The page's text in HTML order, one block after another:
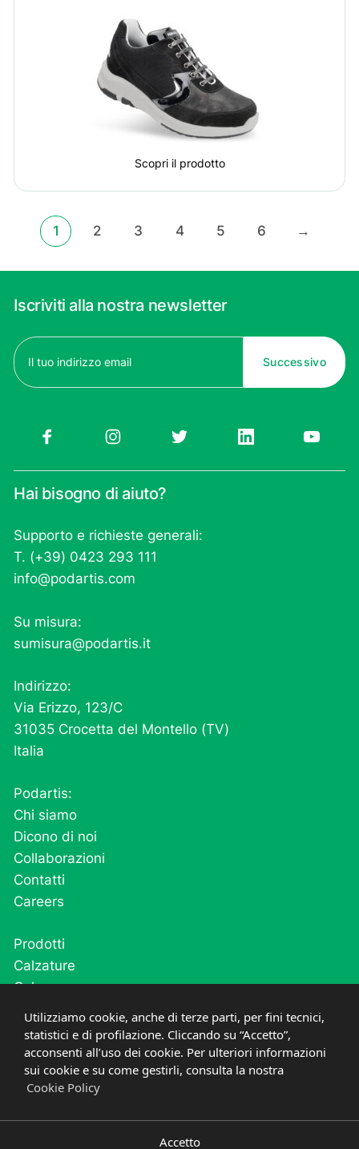
Scopri il prodotto
1 2 3 4 5 6 →
Iscriviti alla nostra newsletter
Email
(Obbligatorio)
Hai bisogno di aiuto?
Supporto e richieste generali:
T. (+39) 0423 293 111
info@podartis.com
Su misura:
sumisura@podartis.it
Indirizzo:
Via Erizzo, 123/C
31035 Crocetta del Montello (TV)
Italia
Podartis:
Chi siamo
Dicono di noi
Collaborazioni
Contatti
Careers
Prodotti
Calzature
Calze
Plantari
Post operatorio e fase acuta
03669600268 CREDITS
Utilizziamo cookie, anche di terze parti, per fini tecnici,
statistici e di profilazione. Cliccando su “Accetto”,
acconsenti all’uso dei cookie. Per ulteriori informazioni
sui cookie e su come gestirli, consulta la nostra
Cookie Policy
Accetto